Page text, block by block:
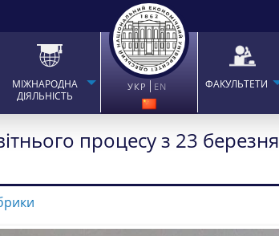
МІЖНАРОДНА
ДІЯЛЬНІСТЬ
УКР EN ФАКУЛЬТЕТИ
процесу з 23 березня